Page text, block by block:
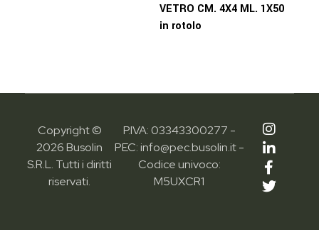
VETRO CM. 4X4 ML. 1X50
in rotolo
Copyright ©
2026 Busolin
S.R.L. Tutti i diritti
riservati.
P.IVA: 03343300277 -
PEC: info@pec.busolin.it -
Codice univoco:
M5UXCR1